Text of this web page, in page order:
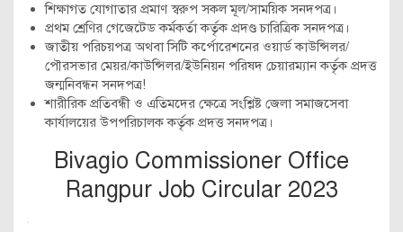
শিক্ষাগত যোগাতার প্রমাণ স্বরুপ সকল মূল/সাময়িক সনদপত্র।
প্রথম শ্রেণির গেজেটেড কর্মকর্তা কর্তৃক প্রদণ্ড চারিত্রিক সনদপত্র।
জাতীয় পরিচয়পত্র অথবা সিটি কর্পোরেশনের ওয়ার্ড কাউন্সিলর/
পৌরসভার মেয়র/কাউন্সিলর/ইউনিয়ন পরিষদ চেয়ারম্যান কর্তৃক প্রদত্ত
জন্মনিবন্ধন সনদপত্র!
শারীরিক প্রতিবন্ধী ও এতিমদের ক্ষেত্রে সংশ্লিষ্ট জেলা সমাজসেবা
কার্যালয়ের উপপরিচালক কর্তৃক প্রদত্ত সনদপত্র।
Bivagio Commissioner Office
Rangpur Job Circular 2023